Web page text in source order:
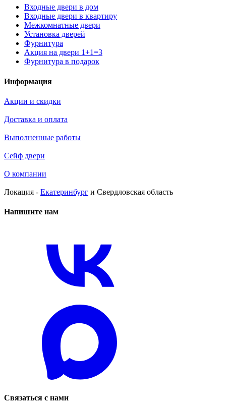
Входные двери в дом
Входные двери в квартиру
Межкомнатные двери
Установка дверей
Фурнитура
Акция на двери 1+1=3
Фурнитура в подарок
Информация
Акции и скидки
Доставка и оплата
Выполненные работы
Сейф двери
О компании
Локация - Екатеринбург и Свердловская область
Напишите нам
Связаться с нами